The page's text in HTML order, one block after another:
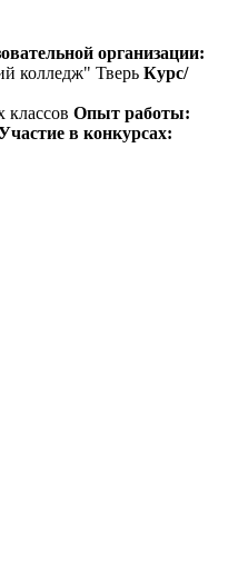
организации:
колледж" Тверь Курс/
классов Опыт работы:
в конкурсах: